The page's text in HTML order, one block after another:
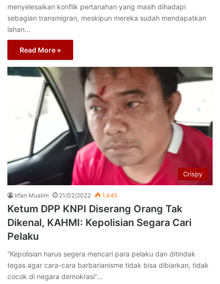
menyelesaikan konflik pertanahan yang masih dihadapi
sebagian transmigran, meskipun mereka sudah mendapatkan
lahan…
Read More »
Crispy
Irfan Mualim 21/02/2022 1,445
Ketum DPP KNPI Diserang Orang Tak
Dikenal, KAHMI: Kepolisian Segara Cari
Pelaku
“Kepolisian harus segera mencari para pelaku dan ditindak
tegas agar cara-cara barbarianisme tidak bisa dibiarkan, tidak
cocok di negara demokrasi”…